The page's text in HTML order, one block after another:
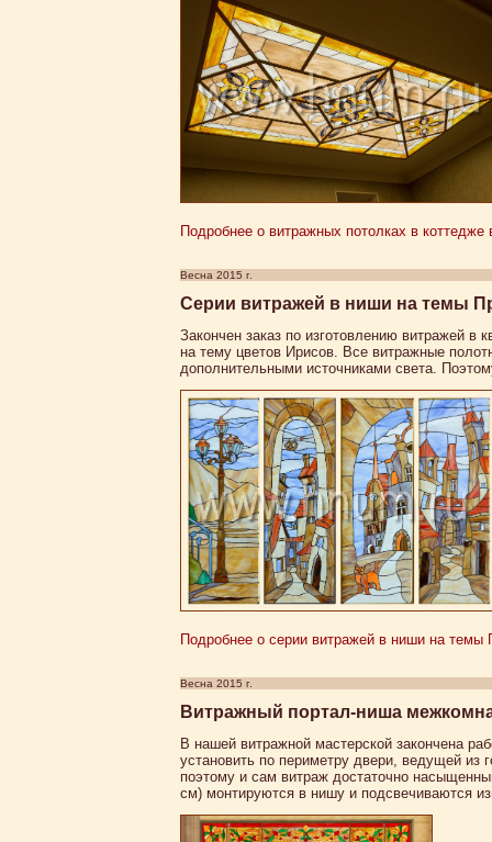
Подробнее о витражных потолках в
Весна 2015 г.
Cерии витражей в ниши на темы
Закончен заказ по изготовлению витражей в
на тему цветов Ирисов. Все витражные
дополнительными источниками света.
Подробнее о серии витражей в ниши на темы
Весна 2015 г.
Витражный портал-ниша
В нашей витражной мастерской закончена
установить по периметру двери, ведущей из
поэтому и сам витраж достаточно
см) монтируются в нишу и подсвечиваются